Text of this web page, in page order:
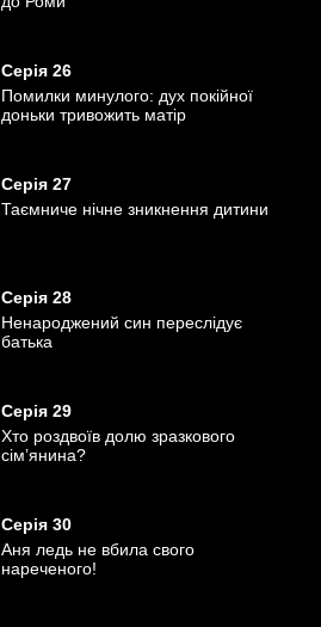
Серія 26
Помилки минулого: дух покійної
доньки тривожить матір
Серія 27
Таємниче нічне зникнення дитини
Серія 28
Ненароджений син переслідує
батька
Серія 29
Хто роздвоїв долю зразкового
сім’янина?
Серія 30
Аня ледь не вбила свого
нареченого!